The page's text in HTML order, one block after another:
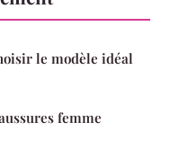
le modèle idéal
femme